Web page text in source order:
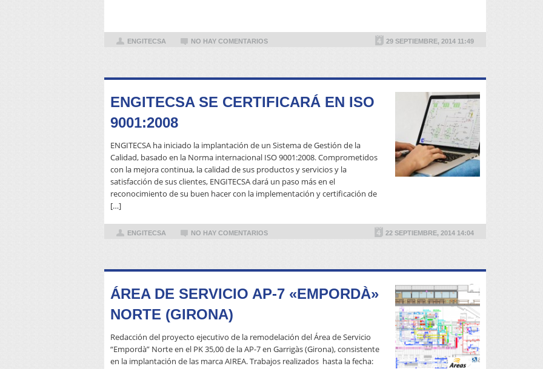
ENGITECSA NO HAY COMENTARIOS 29 SEPTIEMBRE, 2014 11:49
ENGITECSA SE CERTIFICARÁ EN ISO
9001:2008
ENGITECSA ha iniciado la implantación de un Sistema de Gestión de la
Calidad, basado en la Norma internacional ISO 9001:2008. Comprometidos
con la mejora continua, la calidad de sus productos y servicios y la
satisfacción de sus clientes, ENGITECSA dará un paso más en el
reconocimiento de su buen hacer con la implementación y certificación de
[…]
ENGITECSA NO HAY COMENTARIOS 22 SEPTIEMBRE, 2014 14:04
ÁREA DE SERVICIO AP-7 «EMPORDÀ»
NORTE (GIRONA)
Redacción del proyecto ejecutivo de la remodelación del Área de Servicio
“Empordà” Norte en el PK 35,00 de la AP-7 en Garrigàs (Girona), consistente
en la implantación de las marca AIREA. Trabajos realizados hasta la fecha: